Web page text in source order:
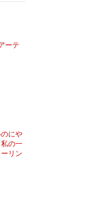
ーテ
にや
の一
リン